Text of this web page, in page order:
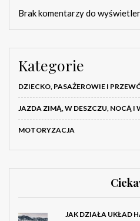
Brak komentarzy do
Kategorie
DZIECKO, PASAŻEROWIE I
JAZDA ZIMĄ, W DESZCZU, NOCĄ I
MOTORYZACJA
JAK DZIAŁA UKŁAD